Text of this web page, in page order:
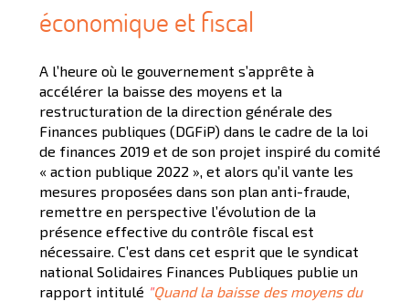
économique et fiscal
A l’heure où le gouvernement s’apprête à
accélérer la baisse des moyens et la
restructuration de la direction générale des
Finances publiques (DGFiP) dans le cadre de la loi
de finances 2019 et de son projet inspiré du comité
« action publique 2022 », et alors qu’il vante les
mesures proposées dans son plan anti-fraude,
remettre en perspective l’évolution de la
présence effective du contrôle fiscal est
nécessaire. C’est dans cet esprit que le syndicat
national Solidaires Finances Publiques publie un
rapport intitulé "Quand la baisse des moyens du